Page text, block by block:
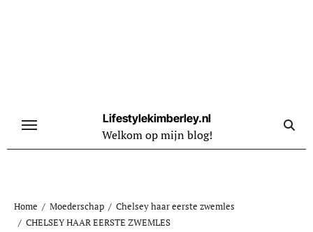
Lifestylekimberley.nl
Welkom op mijn blog!
Home Moederschap
Chelsey haar eerste zwemles
CHELSEY HAAR EERSTE ZWEMLES